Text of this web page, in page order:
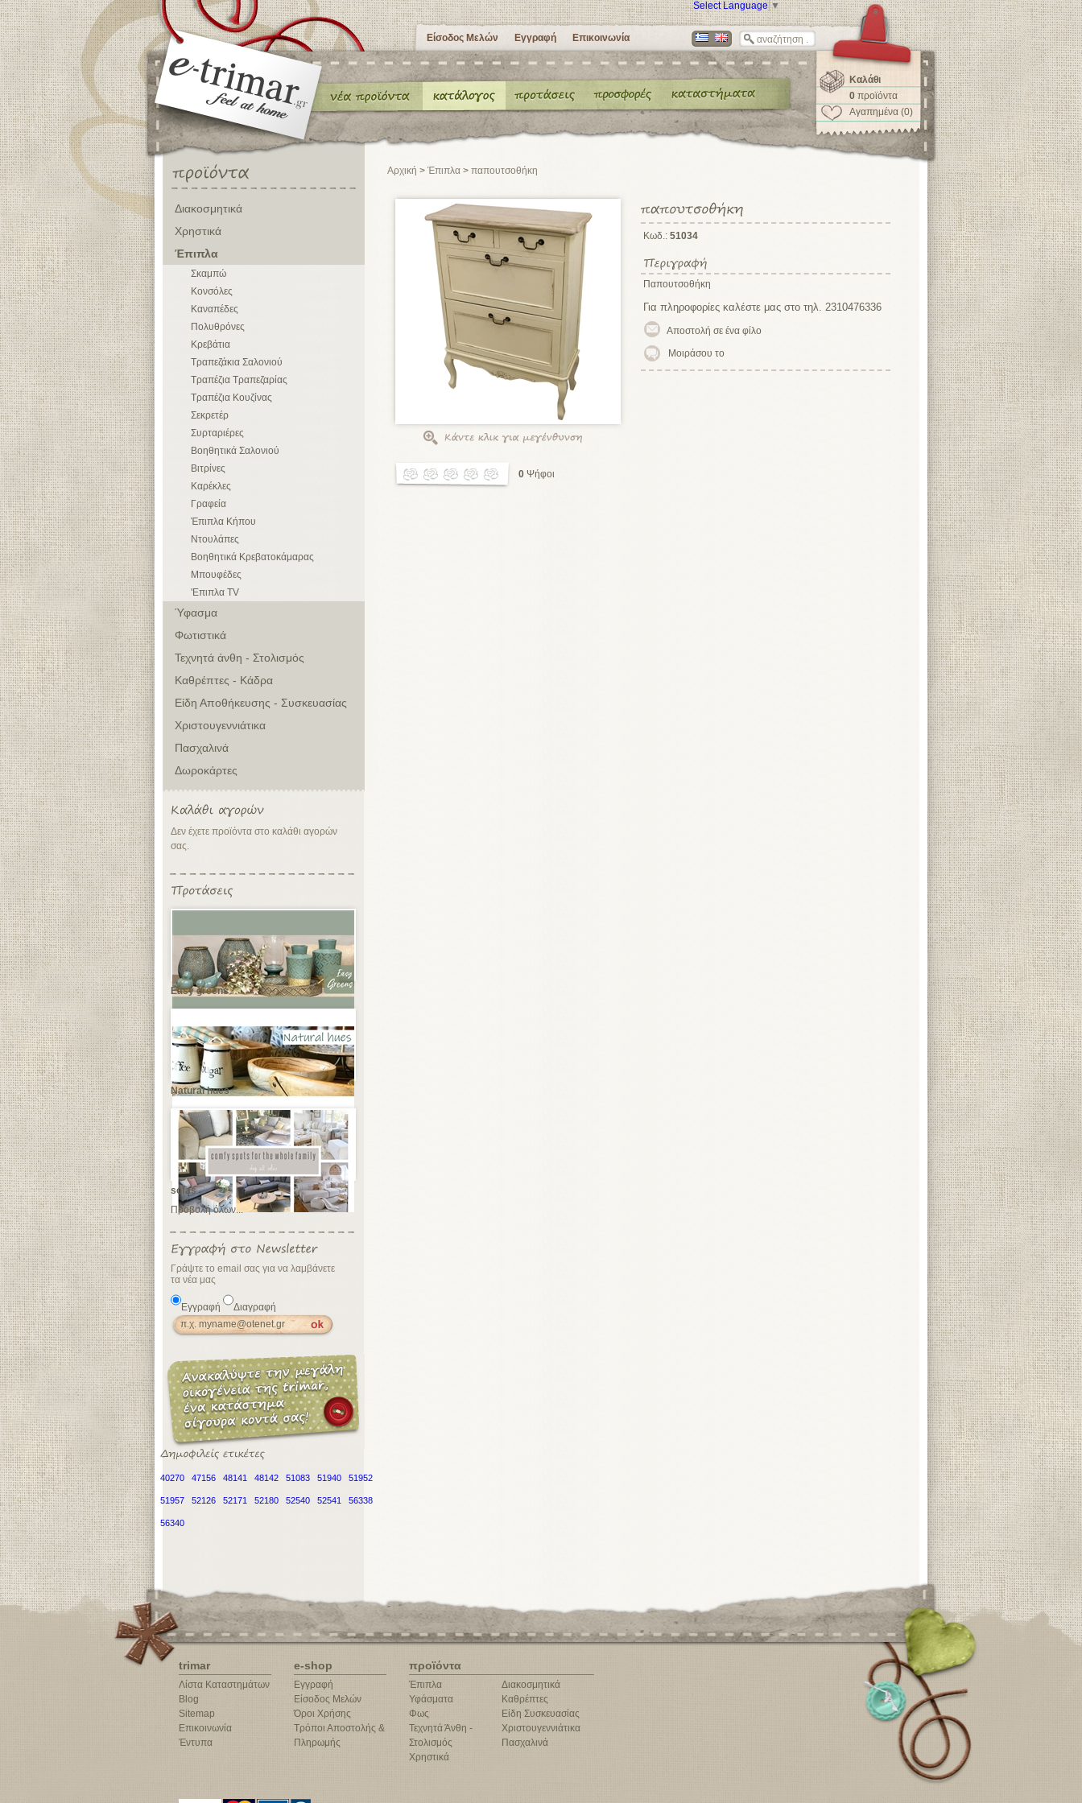
Select Language ▼
Είσοδος Μελών Εγγραφή Επικοινωνία
Καλάθι
0 προϊόντα
Αγαπημένα (0)
Διακοσμητικά
Χρηστικά
Έπιπλα
Σκαμπώ
Κονσόλες
Καναπέδες
Πολυθρόνες
Κρεβάτια
Τραπεζάκια Σαλονιού
Τραπέζια Τραπεζαρίας
Τραπέζια Κουζίνας
Σεκρετέρ
Συρταριέρες
Βοηθητικά Σαλονιού
Βιτρίνες
Καρέκλες
Γραφεία
Έπιπλα Κήπου
Ντουλάπες
Βοηθητικά Κρεβατοκάμαρας
Μπουφέδες
'Επιπλα TV
Ύφασμα
Φωτιστικά
Τεχνητά άνθη - Στολισμός
Καθρέπτες - Κάδρα
Είδη Αποθήκευσης - Συσκευασίας
Χριστουγεννιάτικα
Πασχαλινά
Δωροκάρτες
Δεν έχετε προϊόντα στο καλάθι αγορών
σας.
Easy greens
Natural hues
sofas
Προβολή όλων...
Γράψτε το email σας για να λαμβάνετε
τα νέα μας
Εγγραφή Διαγραφή
40270 47156 48141 48142 51083 51940 51952
51957 52126 52171 52180 52540 52541 56338
56340
Αρχική > Έπιπλα > παπουτσοθήκη
0 Ψήφοι
Κωδ.: 51034
Παπουτσοθήκη
Για πληροφορίες καλέστε μας στο τηλ. 2310476336
Μοιράσου το
trimar
Λίστα Καταστημάτων
Blog
Sitemap
Επικοινωνία
Έντυπα
e-shop
Εγγραφή
Είσοδος Μελών
Όροι Χρήσης
Τρόποι Αποστολής &
Πληρωμής
προϊόντα
Έπιπλα
Υφάσματα
Φως
Τεχνητά Άνθη -
Στολισμός
Χρηστικά
Διακοσμητικά
Καθρέπτες
Είδη Συσκευασίας
Χριστουγεννιάτικα
Πασχαλινά